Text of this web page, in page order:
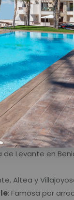
a distinguir
del Sol,
la región,
Hoy en
de Levante en
Altea y
: Famosa por